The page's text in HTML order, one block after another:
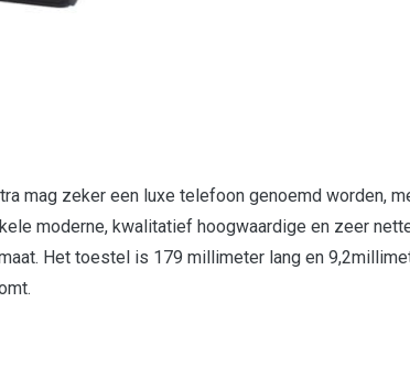
mag zeker een luxe telefoon genoemd worden,
moderne, kwalitatief hoogwaardige en zeer
Het toestel is 179 millimeter lang en